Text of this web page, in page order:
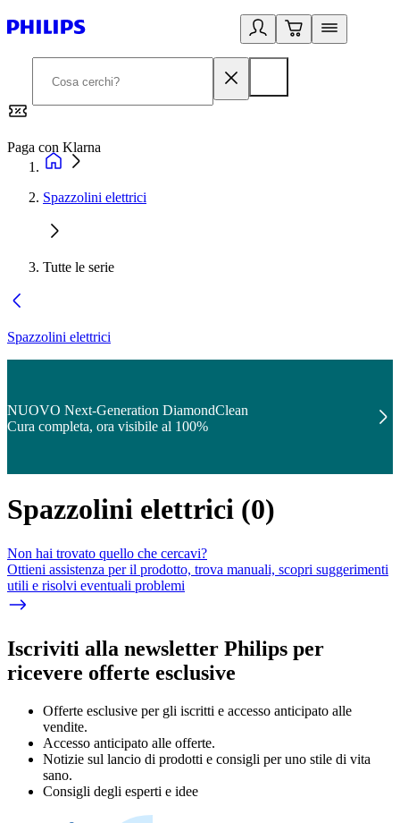
Paga con Klarna
Spazzolini elettrici
Tutte le serie
Spazzolini elettrici
NUOVO Next-Generation DiamondClean
Cura completa, ora visibile al 100%
Spazzolini elettrici (0)
Non hai trovato quello che cercavi?
Ottieni assistenza per il prodotto, trova manuali, scopri suggerimenti
utili e risolvi eventuali problemi
Iscriviti alla newsletter Philips per
ricevere offerte esclusive
Offerte esclusive per gli iscritti e accesso anticipato alle
vendite.
Accesso anticipato alle offerte.
Notizie sul lancio di prodotti e consigli per uno stile di vita
sano.
Consigli degli esperti e idee